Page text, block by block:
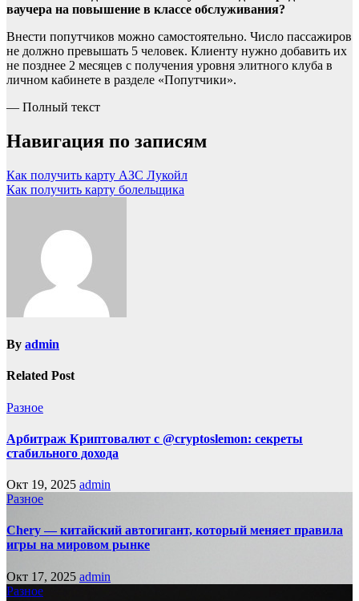
ваучера на повышение в классе обслуживания?
Внести попутчиков можно самостоятельно. Число пассажиров
не должно превышать 5 человек. Клиенту нужно добавить их
не позднее 2 месяцев с получения уровня элитного клуба в
личном кабинете в разделе «Попутчики».
— Полный текст
Навигация по записям
Как получить карту АЗС Лукойл
Как получить карту болельщика
By admin
Related Post
Разное
Арбитраж Криптовалют с @cryptoslemon: секреты
стабильного дохода
Окт 19, 2025 admin
Разное
Chery — китайский автогигант, который меняет правила
игры на мировом рынке
Окт 17, 2025 admin
Разное